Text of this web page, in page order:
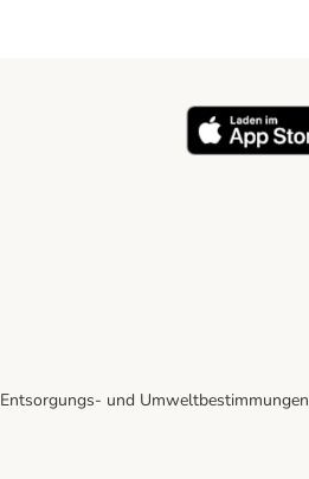
Entsorgungs- und Umweltbestimmungen